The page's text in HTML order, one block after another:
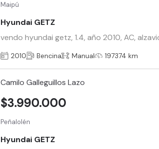
Maipú
Hyundai GETZ
vendo hyundai getz, 1.4, año 2010, AC,
2010 Bencina Manual 197374 km
Camilo Galleguillos Lazo
Peñalolén
Hyundai GETZ
$3.990.000